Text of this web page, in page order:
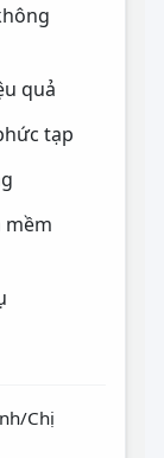
quả
tạp
mềm
Chị